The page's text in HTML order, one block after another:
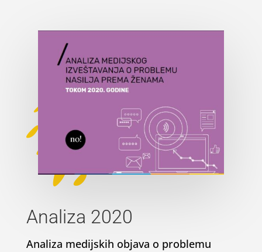
Analiza 2020
Analiza medijskih objava o problemu